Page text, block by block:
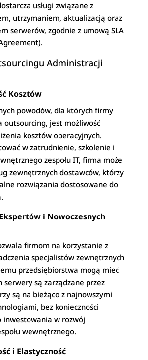
usługi związane z
utrzymaniem, aktualizacją oraz
serwerów, zgodnie z umową SLA
Administracji
Kosztów
powodów, dla których firmy
outsourcing, jest możliwość
kosztów operacyjnych.
w zatrudnienie, szkolenie i
zespołu IT, firma może
zewnętrznych dostawców, którzy
rozwiązania dostosowane do
i Nowoczesnych
firmom na korzystanie z
specjalistów zewnętrznych
przedsiębiorstwa mogą mieć
serwery są zarządzane przez
są na bieżąco z najnowszymi
bez konieczności
inwestowania w rozwój
wewnętrznego.
i Elastyczność